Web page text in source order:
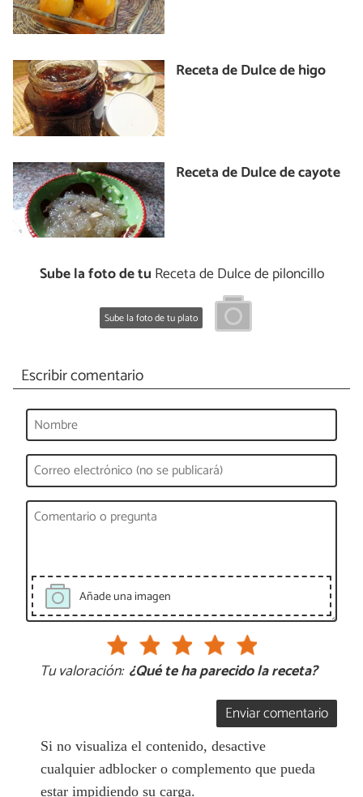
Receta de Dulce de higo
Receta de Dulce de cayote
Sube la foto de tu Receta de Dulce de piloncillo
Sube la foto de tu plato
Escribir comentario
Añade una imagen
Tu valoración: ¿Qué te ha parecido la receta?
Enviar comentario
Si no visualiza el contenido, desactive
cualquier adblocker o complemento que pueda
estar impidiendo su carga.